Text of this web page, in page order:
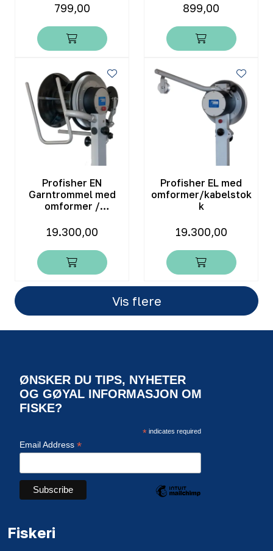
799,00 899,00
Profisher EN
Garntrommel med
omformer /
19.300,00
Profisher EL med
omformer/kabelstok
k
19.300,00
Vis flere
ØNSKER DU TIPS, NYHETER
OG GØYAL INFORMASJON OM
FISKE?
*indicates required
Email Address *
Fiskeri